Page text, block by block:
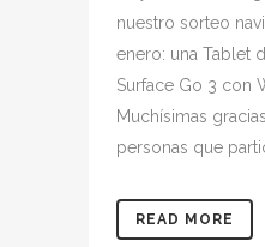
nuestro sorteo
enero: una Tablet
Surface Go 3 con
Muchísimas
personas que
READ MORE